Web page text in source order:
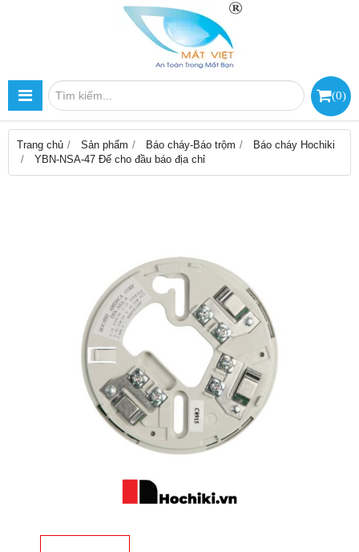
(0)
Trang chủ Sản phẩm Báo cháy-Báo trộm
Báo cháy Hochiki
YBN-NSA-47 Đế cho đầu báo địa chỉ